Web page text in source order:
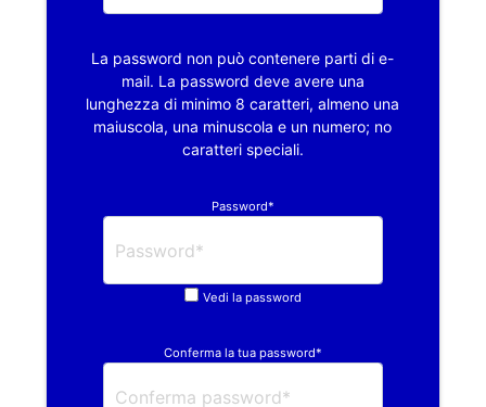
La password non può contenere parti di e-
mail. La password deve avere una
lunghezza di minimo 8 caratteri, almeno una
maiuscola, una minuscola e un numero; no
caratteri speciali.
Password*
Vedi la password
Conferma la tua password*